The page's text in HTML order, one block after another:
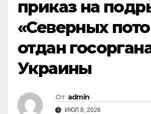
приказ на
«Северных
отдан
Украины
От admin
ИЮЛ 8, 2026